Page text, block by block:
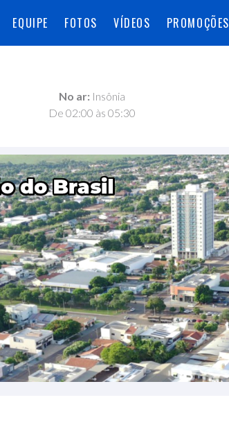
EQUIPE FOTOS VÍDEOS PROMOÇÕES
No ar: Insônia
De 02:00 às 05:30